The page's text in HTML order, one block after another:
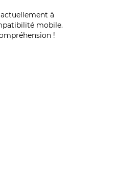
à
mobile.
!